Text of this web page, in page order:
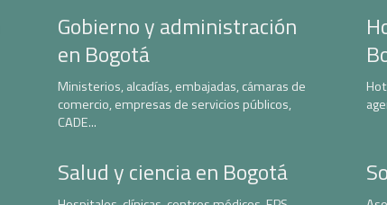
Gobierno y administración
en Bogotá
Ministerios, alcadías, embajadas, cámaras de
comercio, empresas de servicios públicos,
CADE...
Salud y ciencia en Bogotá